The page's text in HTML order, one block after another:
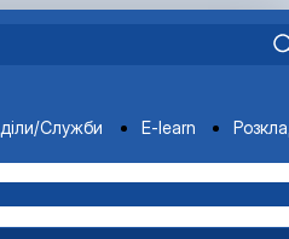
Служби E-learn